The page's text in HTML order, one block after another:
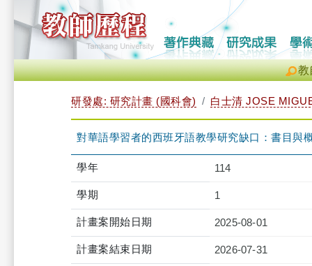
教
研發處: 研究計畫 (國科會) 白士清 JOSE
對華語學習者的西班牙語教學研究缺口：書目與
學年 114
學期 1
計畫案開始日期 2025-08-01
計畫案結束日期 2026-07-31